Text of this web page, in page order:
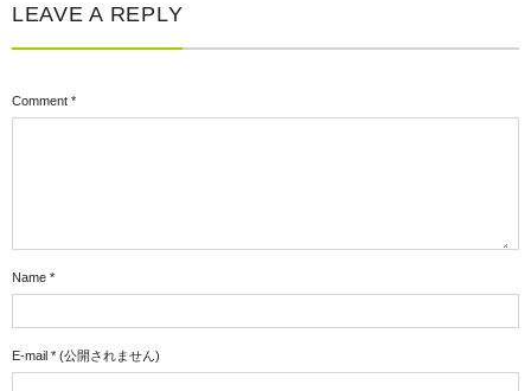
LEAVE A REPLY
Comment *
Name *
E-mail * (公開されません)